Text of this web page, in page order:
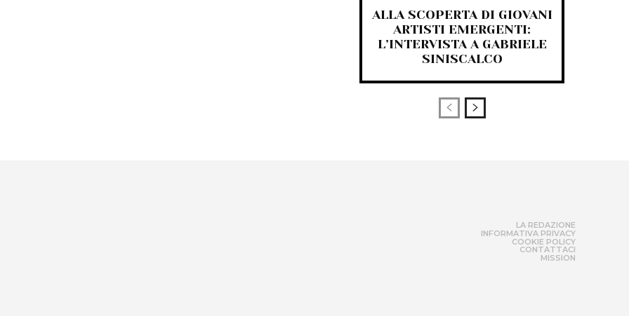
ALLA SCOPERTA DI GIOVANI
ARTISTI EMERGENTI:
L’INTERVISTA A GABRIELE
SINISCALCO
LA REDAZIONE
INFORMATIVA PRIVACY
COOKIE POLICY
CONTATTACI
MISSION